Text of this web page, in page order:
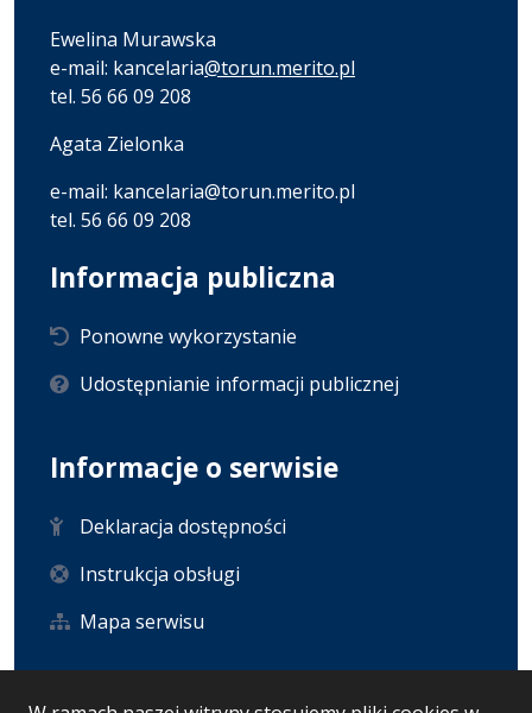
Ewelina Murawska
e-mail: kancelaria@torun.merito.pl
tel. 56 66 09 208
Agata Zielonka
e-mail: kancelaria@torun.merito.pl
tel. 56 66 09 208
Informacja publiczna
Ponowne wykorzystanie
Udostępnianie informacji publicznej
Informacje o serwisie
Deklaracja dostępności
Instrukcja obsługi
Mapa serwisu
Statystyka i dane osobowe